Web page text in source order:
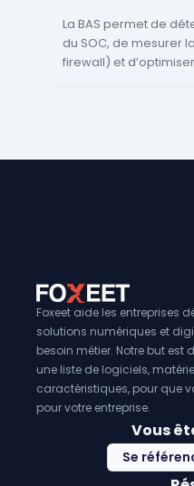
La BAS permet de
du SOC, de mesurer
firewall) et
Foxeet aide les entreprises
solutions numériques et
besoin métier. Notre but est
une liste de logiciels,
caractéristiques, pour que
pour votre entreprise.
Vous
Se